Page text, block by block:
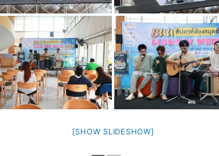
[SHOW SLIDESHOW]